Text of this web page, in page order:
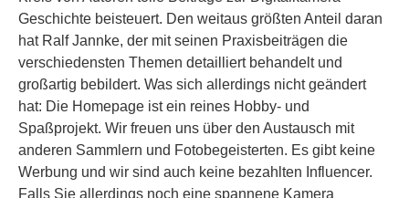
Geschichte beisteuert. Den weitaus größten Anteil daran
hat Ralf Jannke, der mit seinen Praxisbeiträgen die
verschiedensten Themen detailliert behandelt und
großartig bebildert. Was sich allerdings nicht geändert
hat: Die Homepage ist ein reines Hobby- und
Spaßprojekt. Wir freuen uns über den Austausch mit
anderen Sammlern und Fotobegeisterten. Es gibt keine
Werbung und wir sind auch keine bezahlten Influencer.
Falls Sie allerdings noch eine spannene Kamera